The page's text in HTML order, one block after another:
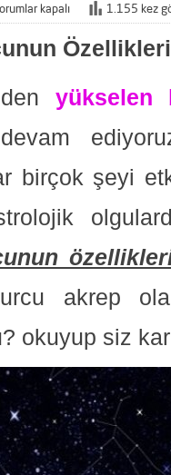
kapalı 1.155 kez
Özellikleri
yükselen
birçok şeyi
akrep
okuyup siz